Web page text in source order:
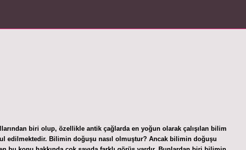
biri olup, özellikle antik çağlarda en yoğun olarak çalışılan bilim
edilmektedir. Bilimin doğuşu nasıl olmuştur? Ancak bilimin doğuşu